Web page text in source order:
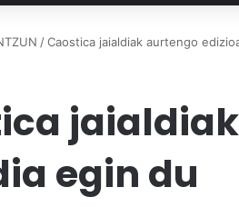
/Caostica jaialdiak aurtengo
egin du